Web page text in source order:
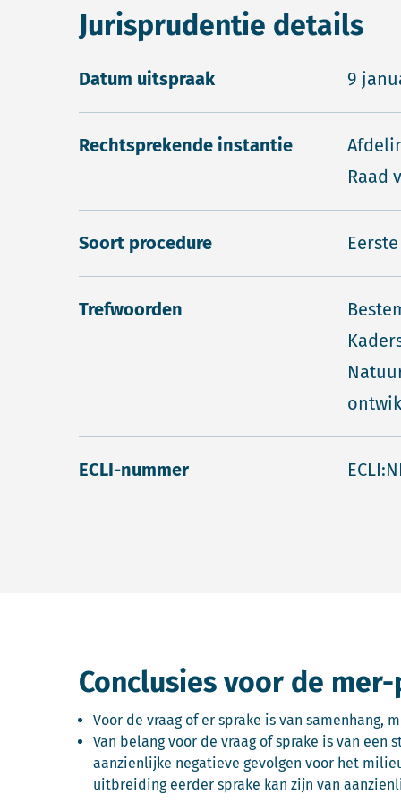
Jurisprudentie details
Datum uitspraak 9
Rechtsprekende instantie
Raad
Soort procedure
Trefwoorden
ECLI-nummer
Conclusies voor de
Voor de vraag of er sprake is van samenhang,
Van belang voor de vraag of sprake is van
aanzienlijke negatieve gevolgen voor het
uitbreiding eerder sprake kan zijn van